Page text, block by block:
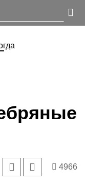
4966